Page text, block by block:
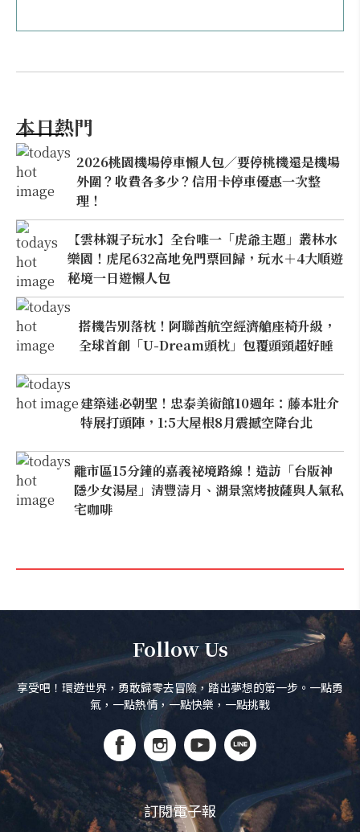
本日熱門
2026桃園機場停車懶人包／要停桃機還是機場
外圍？收費各多少？信用卡停車優惠一次整
理！
【雲林親子玩水】全台唯一「虎爺主題」叢林水
樂園！虎尾632高地免門票回歸，玩水＋4大順遊
秘境一日遊懶人包
搭機告別落枕！阿聯酋航空經濟艙座椅升級，
全球首創「U-Dream頭枕」包覆頭頸超好睡
建築迷必朝聖！忠泰美術館10週年：藤本壯介
特展打頭陣，1:5大屋根8月震撼空降台北
離市區15分鐘的嘉義祕境路線！造訪「台版神
隱少女湯屋」清豐濤月、湖景窯烤披薩與人氣私
宅咖啡
Follow Us
享受吧！環遊世界，勇敢歸零去冒險，踏出夢想的第一步。一點勇
氣，一點熱情，一點快樂，一點挑戰
訂閱電子報